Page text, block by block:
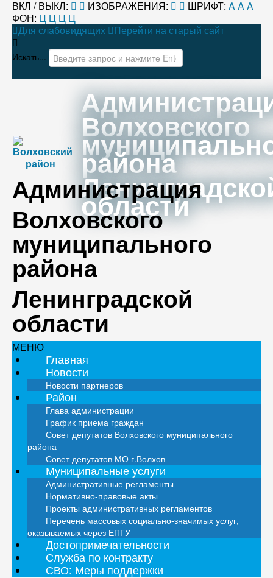
ВКЛ / ВЫКЛ: ИЗОБРАЖЕНИЯ: ШРИФТ: AAA
ФОН: Ц Ц Ц Ц
Для слабовидящих
Перейти на старый сайт
Искать...
Волховского
района
области
Администрация
Волховского
муниципального
района
Ленинградской
области
МЕНЮ
Главная
Новости
Новости партнеров
Район
Глава администрации
График приема граждан
Совет депутатов Волховского муниципального
района
Совет депутатов МО г.Волхов
Муниципальные услуги
Административные регламенты
Нормативно-правовые акты
Проекты административных регламентов
Перечень массовых социально-значимых услуг,
оказываемых через ЕПГУ
Достопримечательности
Служба по контракту
СВО: Меры поддержки